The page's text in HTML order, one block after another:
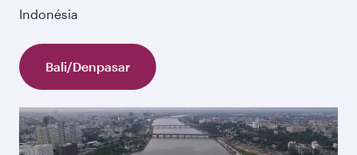
Indonésia
Bali/Denpasar